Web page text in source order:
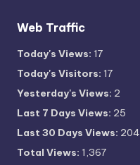
Web Traffic
Today's Views: 17
Today's Visitors: 17
Yesterday's Views: 2
Last 7 Days Views: 25
Last 30 Days Views: 204
Total Views: 1,367